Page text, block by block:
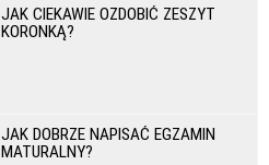
JAK CIEKAWIE OZDOBIĆ ZESZYT
KORONKĄ?
JAK DOBRZE NAPISAĆ EGZAMIN
MATURALNY?